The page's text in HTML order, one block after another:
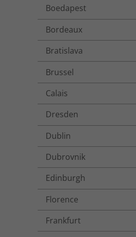
Boedapest
Bordeaux
Bratislava
Brussel
Calais
Dresden
Dublin
Dubrovnik
Edinburgh
Florence
Frankfurt